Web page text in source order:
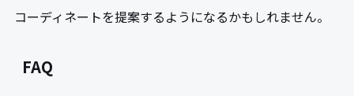
コーディネートを提案するようになるかもしれません。
FAQ